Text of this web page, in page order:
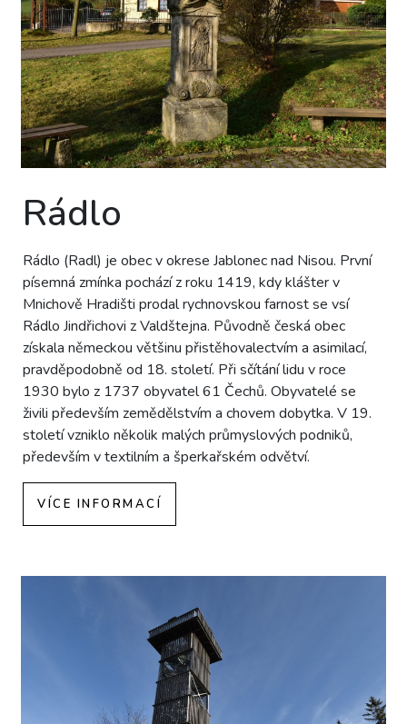
Rádlo
Rádlo (Radl) je obec v okrese Jablonec nad Nisou. První
písemná zmínka pochází z roku 1419, kdy klášter v
Mnichově Hradišti prodal rychnovskou farnost se vsí
Rádlo Jindřichovi z Valdštejna. Původně česká obec
získala německou většinu přistěhovalectvím a asimilací,
pravděpodobně od 18. století. Při sčítání lidu v roce
1930 bylo z 1737 obyvatel 61 Čechů. Obyvatelé se
živili především zemědělstvím a chovem dobytka. V 19.
století vzniklo několik malých průmyslových podniků,
především v textilním a šperkařském odvětví.
VÍCE INFORMACÍ